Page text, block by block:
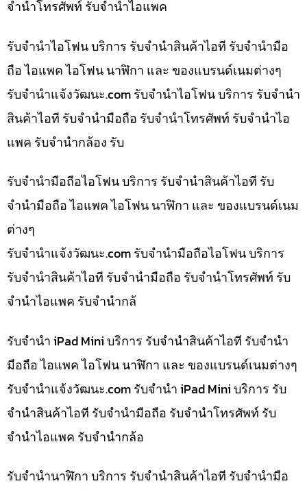
จำนำโทรศัพท์ รับจำนำไอแพค
รับจำนำไอโฟน บริการ รับจำนำสินค้าไอที รับจำนำมือ
ถือ ไอแพค ไอโฟน นาฬิกา และ ของแบรนด์เนมต่างๆ
รับจํานําแจ้งวัฒนะ.com รับจำนำไอโฟน บริการ รับจำนำ
สินค้าไอที รับจำนำมือถือ รับจำนำโทรศัพท์ รับจำนำไอ
แพค รับจำนำกล้อง รับ
รับจำนำมือถือไอโฟน บริการ รับจำนำสินค้าไอที รับ
จำนำมือถือ ไอแพค ไอโฟน นาฬิกา และ ของแบรนด์เนม
ต่างๆ
รับจํานําแจ้งวัฒนะ.com รับจำนำมือถือไอโฟน บริการ
รับจำนำสินค้าไอที รับจำนำมือถือ รับจำนำโทรศัพท์ รับ
จำนำไอแพค รับจำนำกล้
รับจำนำ iPad Mini บริการ รับจำนำสินค้าไอที รับจำนำ
มือถือ ไอแพค ไอโฟน นาฬิกา และ ของแบรนด์เนมต่างๆ
รับจํานําแจ้งวัฒนะ.com รับจำนำ iPad Mini บริการ รับ
จำนำสินค้าไอที รับจำนำมือถือ รับจำนำโทรศัพท์ รับ
จำนำไอแพค รับจำนำกล้อ
รับจำนำนาฬิกา บริการ รับจำนำสินค้าไอที รับจำนำมือ